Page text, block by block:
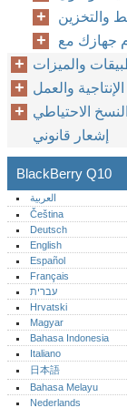
والتخزين
والميزات
الإنتاجية والعمل
الاحتياطي
إشعار قانوني
BlackBerry Q10
العربية
Čeština
Deutsch
English
Español
Français
עברית
Hrvatski
Magyar
Bahasa Indonesia
Italiano
日本語
Bahasa Melayu
Nederlands